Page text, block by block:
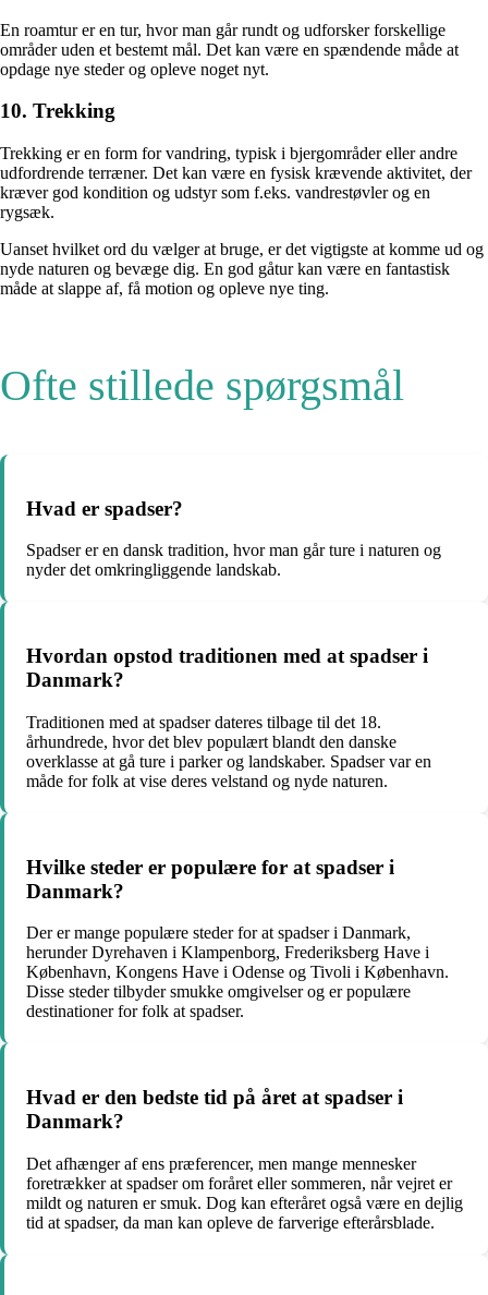
En roamtur er en tur, hvor man går rundt og udforsker forskellige
områder uden et bestemt mål. Det kan være en spændende måde at
opdage nye steder og opleve noget nyt.
10. Trekking
Trekking er en form for vandring, typisk i bjergområder eller andre
udfordrende terræner. Det kan være en fysisk krævende aktivitet, der
kræver god kondition og udstyr som f.eks. vandrestøvler og en
rygsæk.
Uanset hvilket ord du vælger at bruge, er det vigtigste at komme ud og
nyde naturen og bevæge dig. En god gåtur kan være en fantastisk
måde at slappe af, få motion og opleve nye ting.
Ofte stillede spørgsmål
Hvad er spadser?
Spadser er en dansk tradition, hvor man går ture i naturen og
nyder det omkringliggende landskab.
Hvordan opstod traditionen med at spadser i
Danmark?
Traditionen med at spadser dateres tilbage til det 18.
århundrede, hvor det blev populært blandt den danske
overklasse at gå ture i parker og landskaber. Spadser var en
måde for folk at vise deres velstand og nyde naturen.
Hvilke steder er populære for at spadser i
Danmark?
Der er mange populære steder for at spadser i Danmark,
herunder Dyrehaven i Klampenborg, Frederiksberg Have i
København, Kongens Have i Odense og Tivoli i København.
Disse steder tilbyder smukke omgivelser og er populære
destinationer for folk at spadser.
Hvad er den bedste tid på året at spadser i
Danmark?
Det afhænger af ens præferencer, men mange mennesker
foretrækker at spadser om foråret eller sommeren, når vejret er
mildt og naturen er smuk. Dog kan efteråret også være en dejlig
tid at spadser, da man kan opleve de farverige efterårsblade.